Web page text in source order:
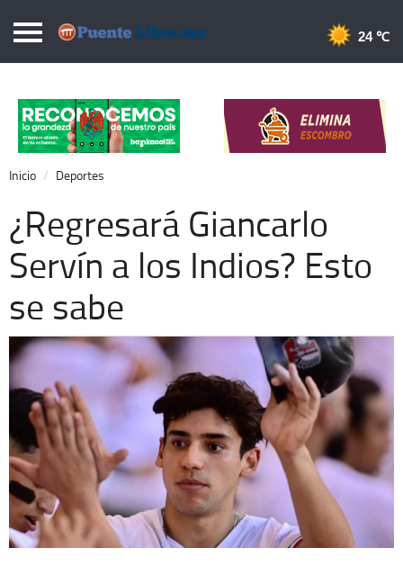
Puentelibre.mx
Local
Nacional
Opinión
Cronos
Economía
Extra +
24 ℃
Inicio Deportes
¿Regresará Giancarlo
Servín a los Indios? Esto
se sabe